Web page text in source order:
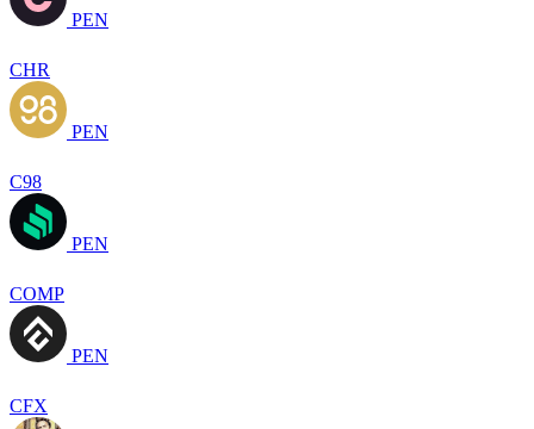
PEN
CHR
PEN
C98
PEN
COMP
PEN
CFX